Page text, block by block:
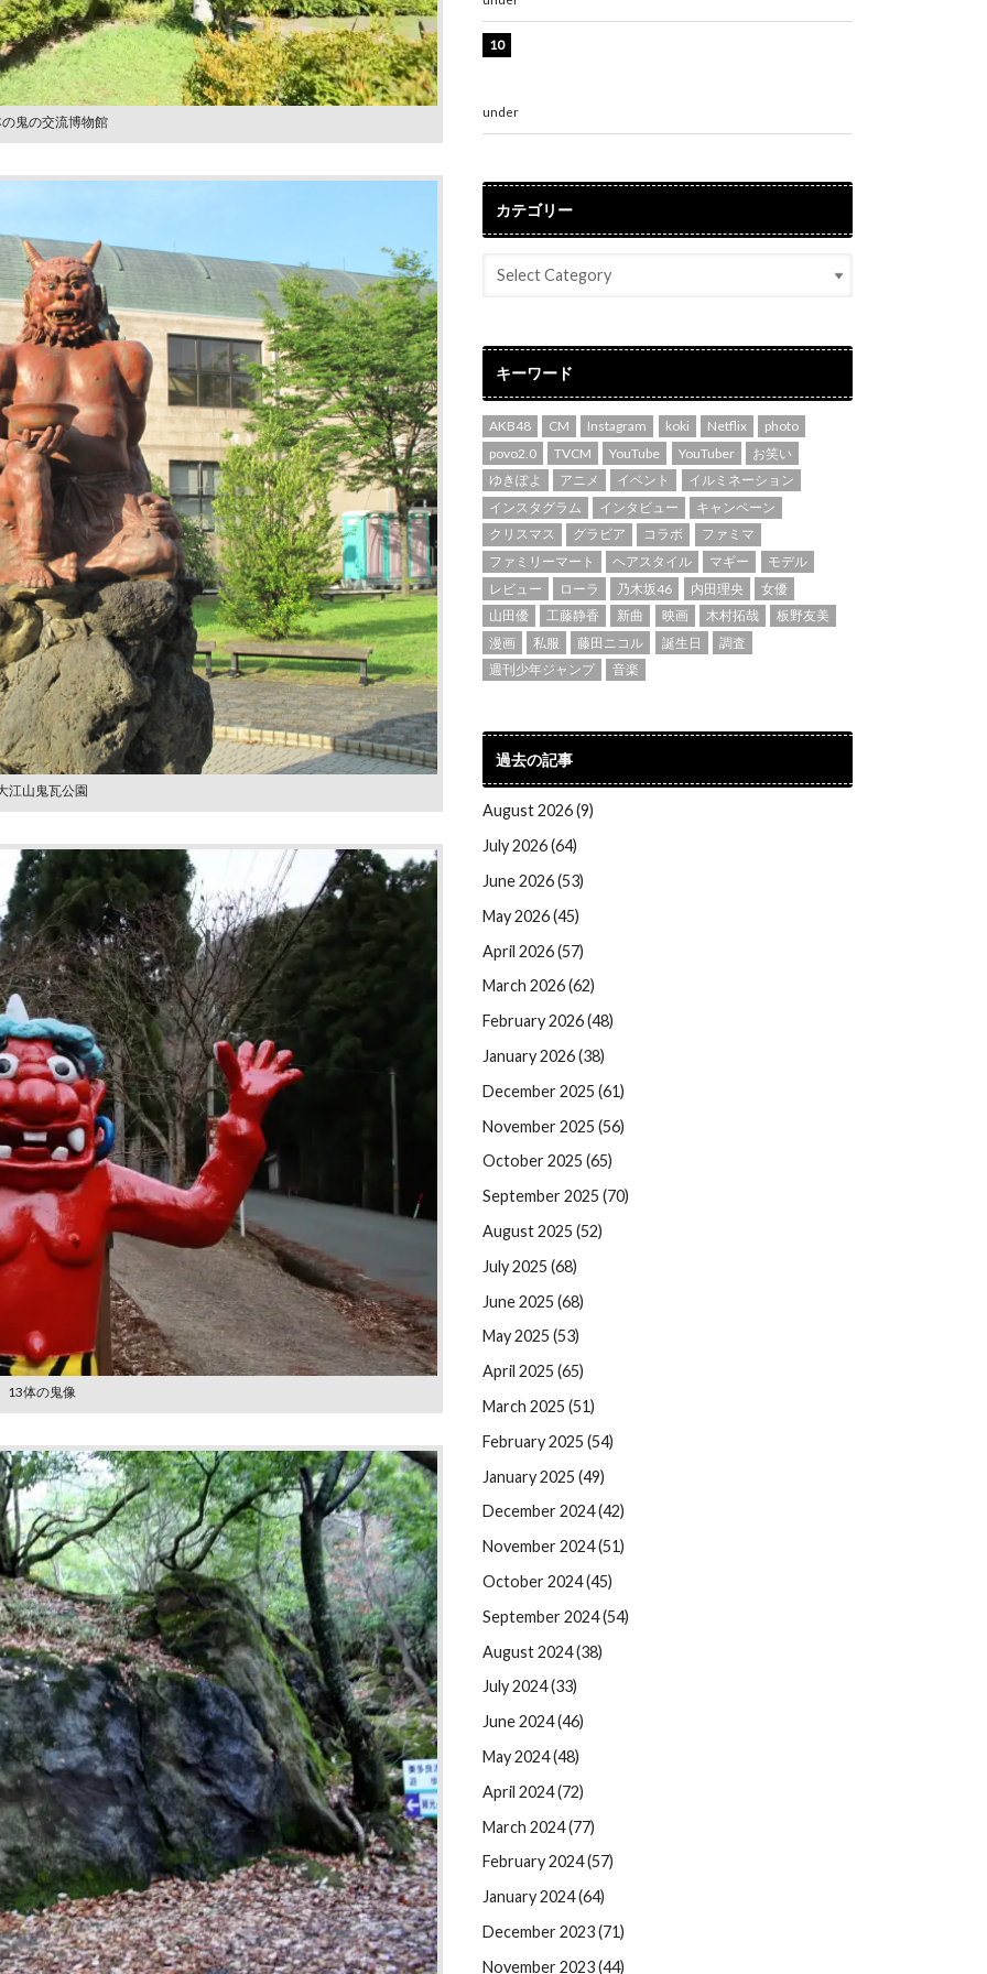
⻤の交流博物館
江山⻤瓦公園
13体の⻤像
under
カテゴリー
キーワード
AKB48 CM Instagram koki Netflix
photo
povo2.0
TVCM YouTube YouTuber
お笑い
ゆきぽよ
アニメ イベント
イルミネーション
インスタグラム
インタビュー
キャンペーン
クリスマス
グラビア コラボ
ファミマ
ファミリーマート
ヘアスタイル マギー
モデル
レビュー
ローラ 乃木坂46 内田理央
女優
山田優
工藤静香 新曲 映画 木村拓哉
板野友美
漫画
私服 藤田ニコル 誕生日
調査
週刊少年ジャンプ
音楽
過去の記事
August 2026 (9)
July 2026 (64)
June 2026 (53)
May 2026 (45)
April 2026 (57)
March 2026 (62)
February 2026 (48)
January 2026 (38)
December 2025 (61)
November 2025 (56)
October 2025 (65)
September 2025 (70)
August 2025 (52)
July 2025 (68)
June 2025 (68)
May 2025 (53)
April 2025 (65)
March 2025 (51)
February 2025 (54)
January 2025 (49)
December 2024 (42)
November 2024 (51)
October 2024 (45)
September 2024 (54)
August 2024 (38)
July 2024 (33)
June 2024 (46)
May 2024 (48)
April 2024 (72)
March 2024 (77)
February 2024 (57)
January 2024 (64)
December 2023 (71)
November 2023 (44)